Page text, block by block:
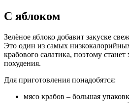
С яблоком
Зелёное яблоко добавит закуске
Это один из самых
крабового салатика, поэтому
похудения.
Для приготовления понадобятся:
мясо крабов – большая